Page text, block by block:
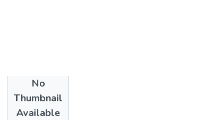
No
Thumbnail
Available
Authors
Serna [Y dos mas]